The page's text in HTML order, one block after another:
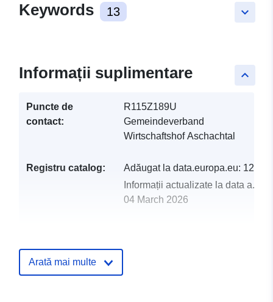
keyboard_arrow_down
Keywords 13
keyboard_arrow_up
Informații suplimentare
Puncte de
contact:
R115Z189U
Gemeindeverband
Wirtschaftshof Aschachtal
Registru catalog: Adăugat la data.europa.eu: 12
Informații actualizate la data
04 March 2026
Arată mai multe